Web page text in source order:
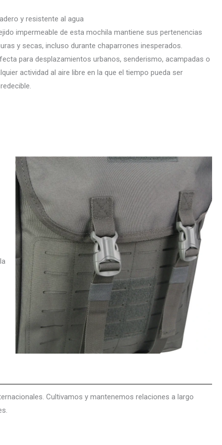
y resistente al agua
impermeable de esta mochila mantiene sus pertenencias
y secas, incluso durante chaparrones inesperados.
para desplazamientos urbanos, senderismo, acampadas o
actividad al aire libre en la que el tiempo pueda ser
Cultivamos y mantenemos relaciones a largo